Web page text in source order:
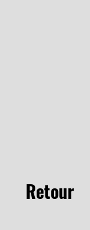
Retour